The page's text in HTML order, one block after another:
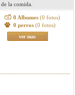
la comida.
0 Albumes (0 fotos)
0 perros (0 fotos)
ver mas